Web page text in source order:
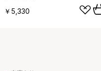
￥5,330